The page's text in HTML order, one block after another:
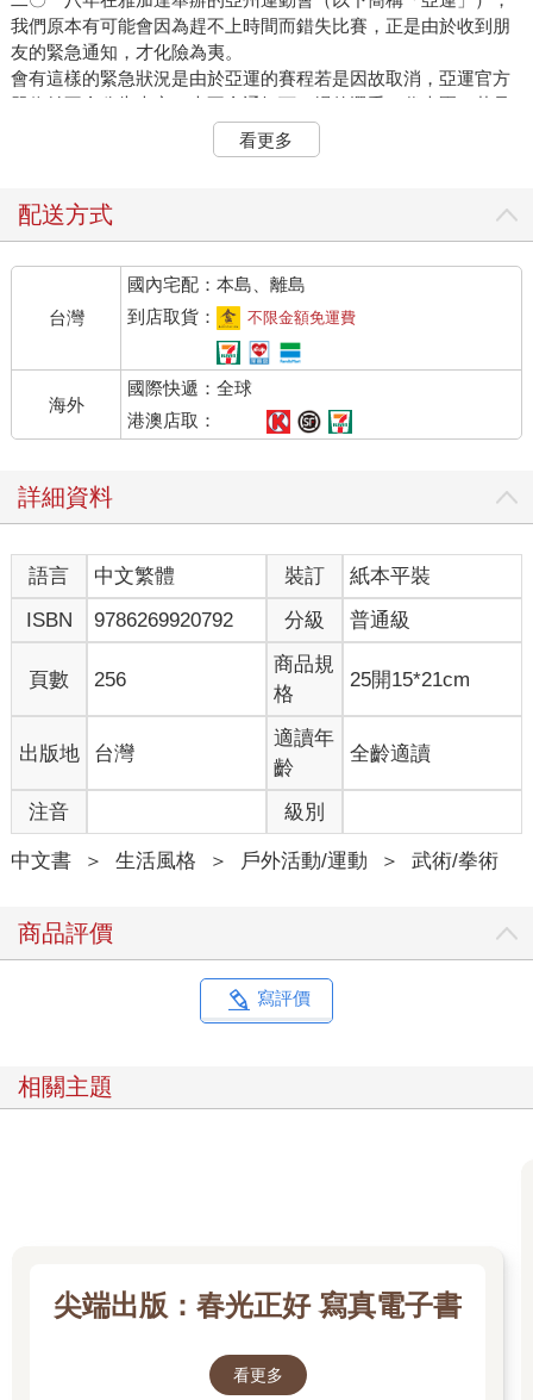
我們原本有可能會因為趕不上時間而錯失比賽，正是由於收到朋
友的緊急通知，才化險為夷。
會有這樣的緊急狀況是由於亞運的賽程若是因故取消，亞運官方
單位並不會公告大家，也不會通知下一場的選手、代表團。若是
下一場比賽提前開始，選手趕不上比賽只能算自己倒楣。
那次很巧的是，郁婷的某一場比賽之前，正好連續兩場比賽都取
我們的比賽被提前了半小時。好在當時亞運官方的技術總監跟我
到達比賽會館的停車場。
在情況緊急下，我叫郁婷馬上換鞋，直接跑到現場當做熱身，我
們其他人再帶著行李趕過去，順利趕上比賽。不過可惜的是，那
次的雅加達亞運，郁婷只拿下了銅牌。
有了那次雅加達亞運的驚險經驗，在挑選二〇二三年杭州亞運的
住宿地點時，我們就提早作業，直接選在比賽會場對面的旅館，
這樣要回來休息或者臨時有什麼狀況要現場處理都很方便又安
心，也不用害怕賽程被安排在一大早，選手作息與交通需要另外
比賽前的專屬練習場
雅加達亞運後，郁婷的狀態起起伏伏，在二〇二一年東京奧運首
戰就爆冷落敗，讓她受到很大的打擊。為了有最好的狀態，在杭
州亞運之前，我請朋友協助在比賽會場附近尋找訓練場所，找到
適合的地點後，我比團隊先一步抵達抵達練習場確認狀況，並租
我提出這個想法時，很多人不支持，因為一來以前沒有人這麼做
過，二來因為選手村已有健身房、運動中心等空間，這樣做似乎
浪費不需要的經費。但是，在選手村練習只能接受大會的安排，
未必符合團隊和選手的需求，更不可能跟我們的賽程配合。此
外，選手村的場所是開放式空間，進行討論都很吵雜，更別說可
以專注的訓練了，所以我認為一個能隨時提供我們使用的訓練場
所，為選手帶來的加分效果絕對很明顯，面對這場法國奧運的前
哨站杭州亞運，我希望郁婷能有最好的狀態。因此在我的堅持
場。
二○二四年巴黎奧運的資格賽， 原本應該要由國際拳擊總會主辦
（International Boxing Associatio, IBA）， 後來國際奧林匹克委員
格，改由一個臨時組織主辦，造成二○二三年杭州亞運的重要性大
幅提升，因為杭州亞運比賽的前兩名選手，即提前取得巴黎奧運
控提出抗議，當下我曾評估郁婷一定會贏。因為伊布拉吉穆瓦贏
敗，只是輸在沒有掌握好一些細節，或是當下的心態不夠沉穩。
我跟郁婷說，伊布拉吉穆瓦在賽前提出抗議的策略與做法，暗示
看更多
配送方式
台灣
國內宅配：本島、離島
到店取貨：
不限金額免運費
海外
國際快遞：全球
港澳店取：
詳細資料
語言 中文繁體 裝訂
紙本平裝
ISBN
9786269920792 分級 普通級
頁數 256
商品規
格
25開15*21cm
出版地 台灣
適讀年
齡
全齡適讀
注音 級別
中文書 ＞ 生活風格 ＞ 戶外活動/運動 ＞ 武術/拳術
商品評價
寫評價
相關主題
尖端出版：春光正好 寫真電子書
看更多